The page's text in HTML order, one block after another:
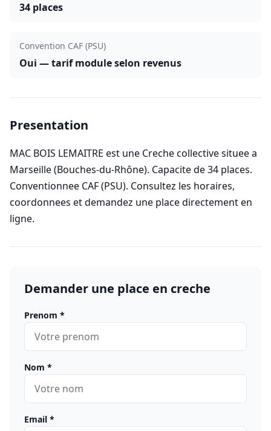
34 places
Convention CAF (PSU)
Oui — tarif module selon revenus
Presentation
MAC BOIS LEMAITRE est une Creche collective situee a
Marseille (Bouches-du-Rhône). Capacite de 34 places.
Conventionnee CAF (PSU). Consultez les horaires,
coordonnees et demandez une place directement en
ligne.
Demander une place en creche
Prenom *
Nom *
Email *